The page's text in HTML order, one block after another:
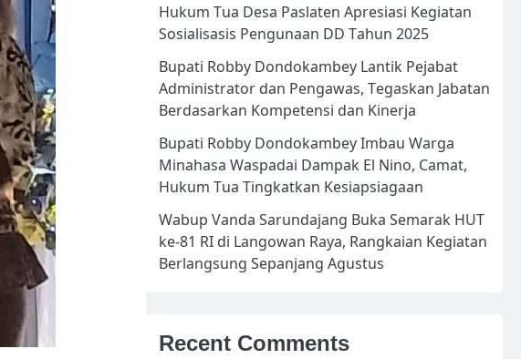
Hukum Tua Desa Paslaten Apresiasi Kegiatan
Sosialisasis Pengunaan DD Tahun 2025
Bupati Robby Dondokambey Lantik Pejabat
Administrator dan Pengawas, Tegaskan Jabatan
Berdasarkan Kompetensi dan Kinerja
Bupati Robby Dondokambey Imbau Warga
Minahasa Waspadai Dampak El Nino, Camat,
Hukum Tua Tingkatkan Kesiapsiagaan
Wabup Vanda Sarundajang Buka Semarak HUT
ke-81 RI di Langowan Raya, Rangkaian Kegiatan
Berlangsung Sepanjang Agustus
Recent Comments